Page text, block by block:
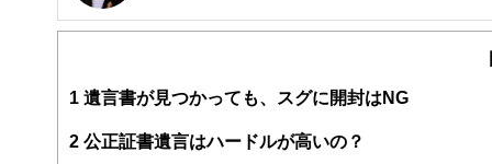
大阪府出身。同志社大学経済学部卒業後、５年間繊維メー
大きな心配事はもちろん、ちょっとした不安でも「お金
個別相談・セミナー講師・執筆活動を展開中。
ライフプランに応じた家計のスリム化・健全化を通じて
1 遺言書が見つかっても、スグに開封はNG
2 公正証書遺言はハードルが高いの？